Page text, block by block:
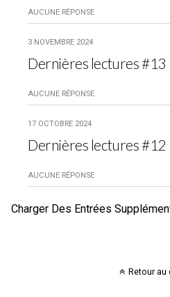
AUCUNE RÉPONSE
3 NOVEMBRE 2024
Dernières lectures #13
AUCUNE RÉPONSE
17 OCTOBRE 2024
Dernières lectures #12
AUCUNE RÉPONSE
Charger Des Entrées
Retour au